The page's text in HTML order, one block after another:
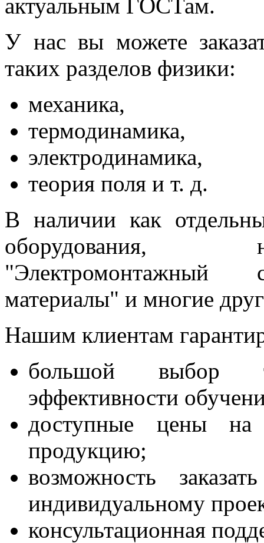
актуальным ГОСТам.
У нас вы можете
таких разделов физики:
механика,
термодинамика,
электродинамика,
теория поля и т. д.
В наличии как
оборудования,
"Электромонтажный
материалы" и многие
Нашим клиентам
большой выбор
эффективности
доступные цены на
продукцию;
возможность
индивидуальному
консультационная